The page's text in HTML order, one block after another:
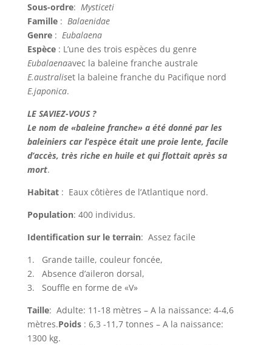
Sous-ordre: Mysticeti
Famille : Balaenidae
Genre : Eubalaena
Espèce : L’une des trois espèces du genre
Eubalaenaavec la baleine franche australe
E.australiset la baleine franche du Pacifique nord
E.japonica.
LE SAVIEZ-VOUS ?
Le nom de «baleine franche» a été donné par les
baleiniers car l’espèce était une proie lente, facile
d’accès, très riche en huile et qui flottait après sa
mort.
Habitat : Eaux côtières de l’Atlantique nord.
Population: 400 individus.
Identification sur le terrain: Assez facile
1. Grande taille, couleur foncée,
2. Absence d’aileron dorsal,
3. Souffle en forme de «V»
Taille: Adulte: 11-18 mètres – A la naissance: 4-4,6
mètres.Poids : 6,3 -11,7 tonnes – A la naissance:
1300 kg.